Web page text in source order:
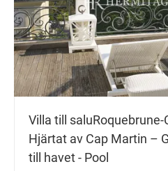
Villa till salu
Hjärtat av Cap Martin –
till havet - Pool